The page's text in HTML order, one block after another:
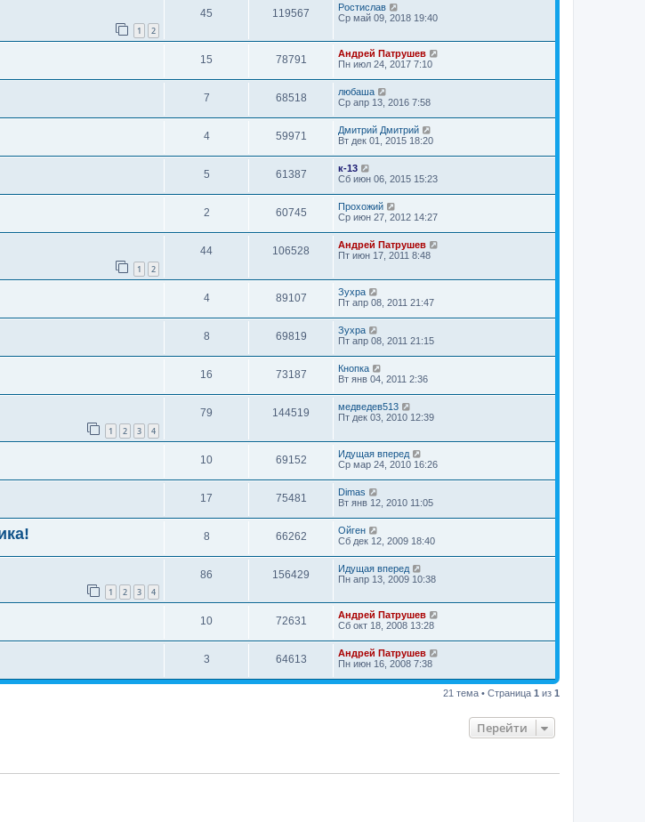
1 2
45 119567
Ростислав
Ср май 09, 2018 19:40
15 78791
Андрей Патрушев
Пн июл 24, 2017 7:10
7 68518
любаша
Ср апр 13, 2016 7:58
4 59971
Дмитрий Дмитрий
Вт дек 01, 2015 18:20
5 61387
к-13
Сб июн 06, 2015 15:23
2 60745
Прохожий
Ср июн 27, 2012 14:27
1 2
44 106528
Андрей Патрушев
Пт июн 17, 2011 8:48
4 89107
Зухра
Пт апр 08, 2011 21:47
8 69819
Зухра
Пт апр 08, 2011 21:15
16 73187
Кнопка
Вт янв 04, 2011 2:36
1 2 3 4
79 144519
медведев513
Пт дек 03, 2010 12:39
10 69152
Идущая вперед
Ср мар 24, 2010 16:26
17 75481
Dimas
Вт янв 12, 2010 11:05
8 66262
Ойген
Сб дек 12, 2009 18:40
1 2 3 4
86 156429
Идущая вперед
Пн апр 13, 2009 10:38
10 72631
Андрей Патрушев
Сб окт 18, 2008 13:28
3 64613
Андрей Патрушев
Пн июн 16, 2008 7:38
21 тема • Страница 1 из 1
Перейти